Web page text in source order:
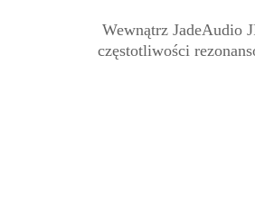
Wewnątrz JadeAudio
częstotliwości